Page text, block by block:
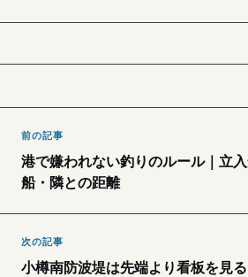
前の記事
港で嫌われない釣りのルール｜立入
船・隣との距離
次の記事
小樽南防波堤は先端より看板を見る